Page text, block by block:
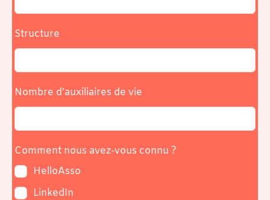
Structure
Nombre d'auxiliaires de vie
Comment nous avez-vous connu ?
HelloAsso
LinkedIn